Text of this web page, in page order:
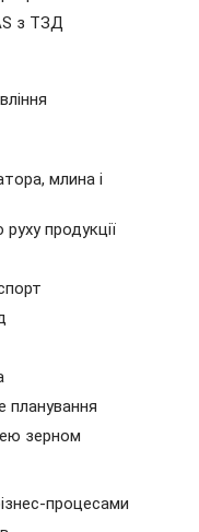
з ТЗД
млина і
продукції
планування
зерном
процесами